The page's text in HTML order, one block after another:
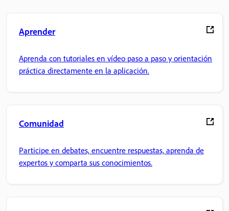
Aprender
Aprenda con tutoriales en vídeo paso a paso y orientación
práctica directamente en la aplicación.
Comunidad
Participe en debates, encuentre respuestas, aprenda de
expertos y comparta sus conocimientos.